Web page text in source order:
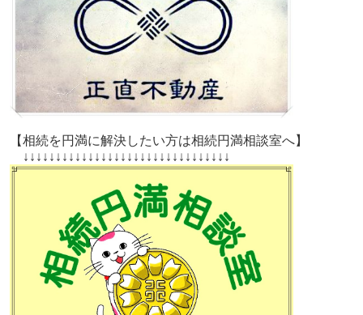
【相続を円満に解決したい方は相続円満相談室へ】
↓↓↓↓↓↓↓↓↓↓↓↓↓↓↓↓↓↓↓↓↓↓↓↓↓↓↓↓↓↓↓↓